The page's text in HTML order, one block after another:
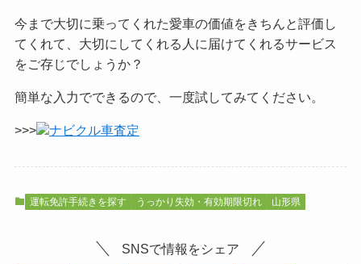
今まで大切に乗ってくれた愛車の価値をきちんと評価し
てくれて、大切にしてくれる人に届けてくれるサービス
をご存じでしょうか？
簡単な入力でできるので、一度試してみてください。
>>> ナビクル車査定
運転免許手続きを探す うっかり失効・有効期限切れ 山形県
SNSで情報をシェア